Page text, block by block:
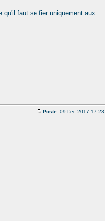
faut se fier uniquement aux
Posté: 09 Déc 2017 17:23